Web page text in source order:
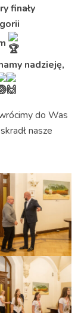
finały
nadzieję,
do Was
nasze